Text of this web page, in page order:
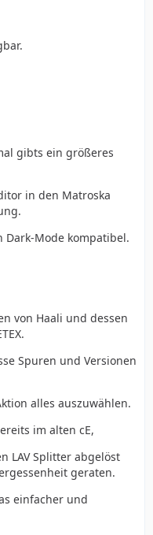
das
gibts ein größeres
in den Matroska
Dark-Mode kompatibel.
von Haali und dessen
Spuren und Versionen
alles auszuwählen.
im alten cE,
LAV Splitter abgelöst
geraten.
einfacher und